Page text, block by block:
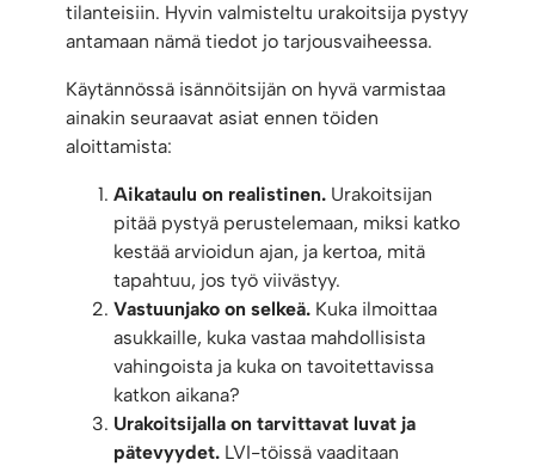
tilanteisiin. Hyvin valmisteltu urakoitsija pystyy
antamaan nämä tiedot jo tarjousvaiheessa.
Käytännössä isännöitsijän on hyvä varmistaa
ainakin seuraavat asiat ennen töiden
aloittamista:
Aikataulu on realistinen. Urakoitsijan
pitää pystyä perustelemaan, miksi katko
kestää arvioidun ajan, ja kertoa, mitä
tapahtuu, jos työ viivästyy.
Vastuunjako on selkeä. Kuka ilmoittaa
asukkaille, kuka vastaa mahdollisista
vahingoista ja kuka on tavoitettavissa
katkon aikana?
Urakoitsijalla on tarvittavat luvat ja
pätevyydet. LVI-töissä vaaditaan